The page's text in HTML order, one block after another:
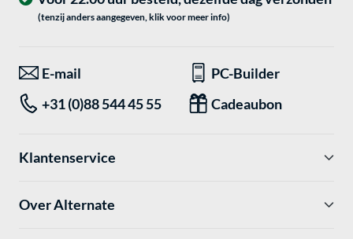
(tenzij anders aangegeven, klik voor meer info)
E-mail
PC-Builder
+31 (0)88 544 45 55
Cadeaubon
Klantenservice
Over Alternate